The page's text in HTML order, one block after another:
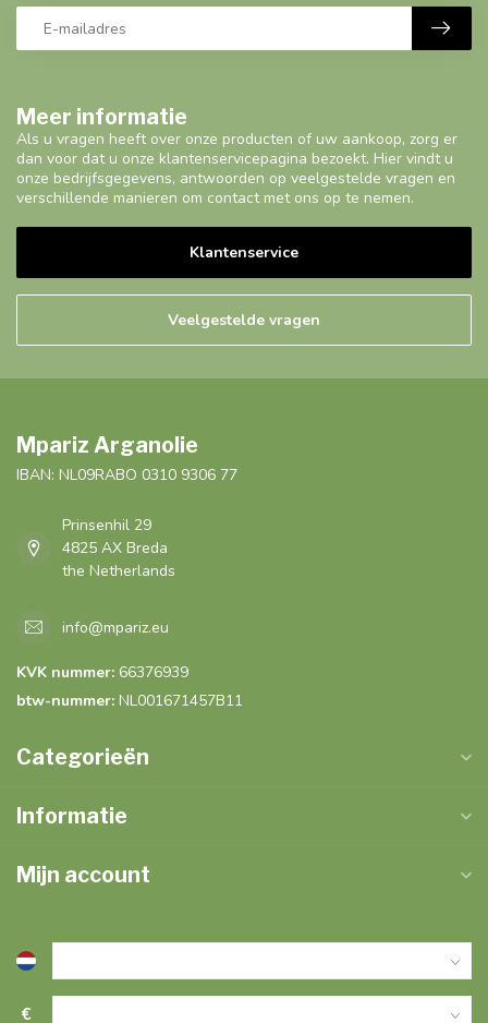
Meer informatie
Als u vragen heeft over onze producten of uw aankoop, zorg er
dan voor dat u onze klantenservicepagina bezoekt. Hier vindt u
onze bedrijfsgegevens, antwoorden op veelgestelde vragen en
verschillende manieren om contact met ons op te nemen.
Klantenservice
Veelgestelde vragen
Mpariz Arganolie
IBAN: NL09RABO 0310 9306 77
Prinsenhil 29
4825 AX Breda
the Netherlands
info@mpariz.eu
KVK nummer: 66376939
btw-nummer: NL001671457B11
Categorieën
Informatie
Mijn account
€